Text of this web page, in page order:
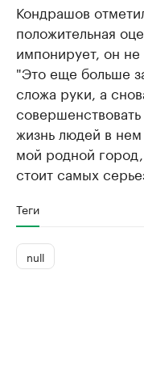
Кондрашов
положительная
импонирует, он
"Это еще больше
сложа руки, а
жизнь людей в
мой родной город,
стоит самых
Теги
null